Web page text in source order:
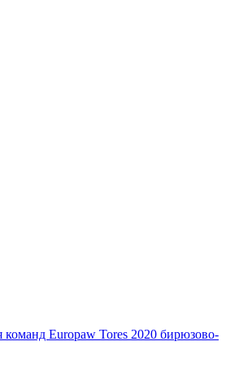
Europaw Tores 2020 бирюзово-